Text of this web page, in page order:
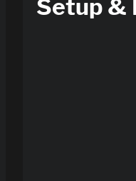
Setup &